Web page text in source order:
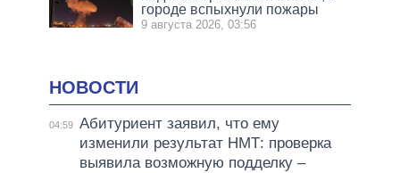
городе вспыхнули пожары
9 августа 2026, 03:56
НОВОСТИ
04:59 Абитуриент заявил, что ему
изменили результат НМТ: проверка
выявила возможную подделку –